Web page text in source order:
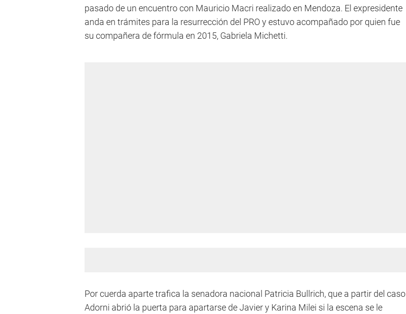
pasado de un encuentro con Mauricio Macri realizado en Mendoza. El expresidente
anda en trámites para la resurrección del PRO y estuvo acompañado por quien fue
su compañera de fórmula en 2015, Gabriela Michetti.
Por cuerda aparte trafica la senadora nacional Patricia Bullrich, que a partir del caso
Adorni abrió la puerta para apartarse de Javier y Karina Milei si la escena se le